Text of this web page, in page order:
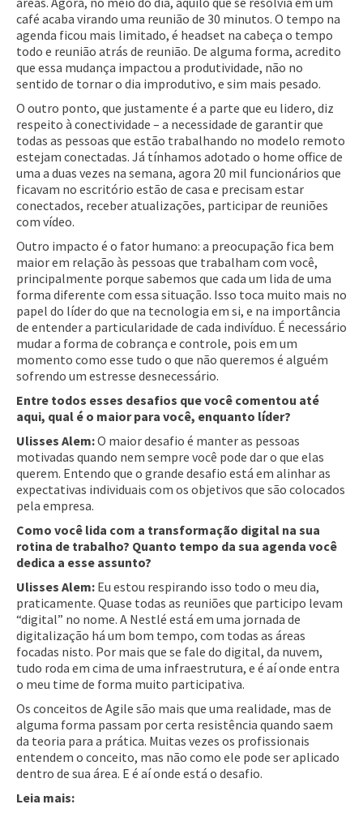
café acaba virando uma reunião de 30 minutos. O tempo na
agenda ficou mais limitado, é headset na cabeça o tempo
todo e reunião atrás de reunião. De alguma forma, acredito
que essa mudança impactou a produtividade, não no
sentido de tornar o dia improdutivo, e sim mais pesado.
O outro ponto, que justamente é a parte que eu lidero, diz
respeito à conectividade – a necessidade de garantir que
todas as pessoas que estão trabalhando no modelo remoto
estejam conectadas. Já tínhamos adotado o home office de
uma a duas vezes na semana, agora 20 mil funcionários que
ficavam no escritório estão de casa e precisam estar
conectados, receber atualizações, participar de reuniões
com vídeo.
Outro impacto é o fator humano: a preocupação fica bem
maior em relação às pessoas que trabalham com você,
principalmente porque sabemos que cada um lida de uma
forma diferente com essa situação. Isso toca muito mais no
papel do líder do que na tecnologia em si, e na importância
de entender a particularidade de cada indivíduo. É necessário
mudar a forma de cobrança e controle, pois em um
momento como esse tudo o que não queremos é alguém
sofrendo um estresse desnecessário.
Entre todos esses desafios que você comentou até
aqui, qual é o maior para você, enquanto líder?
Ulisses Alem:O maior desafio é manter as pessoas
motivadas quando nem sempre você pode dar o que elas
querem. Entendo que o grande desafio está em alinhar as
expectativas individuais com os objetivos que são colocados
pela empresa.
Como você lida com a transformação digital na sua
rotina de trabalho? Quanto tempo da sua agenda você
dedica a esse assunto?
Ulisses Alem: Eu estou respirando isso todo o meu dia,
praticamente. Quase todas as reuniões que participo levam
“digital” no nome. A Nestlé está em uma jornada de
digitalização há um bom tempo, com todas as áreas
focadas nisto. Por mais que se fale do digital, da nuvem,
tudo roda em cima de uma infraestrutura, e é aí onde entra
o meu time de forma muito participativa.
Os conceitos de Agile são mais que uma realidade, mas de
alguma forma passam por certa resistência quando saem
da teoria para a prática. Muitas vezes os profissionais
entendem o conceito, mas não como ele pode ser aplicado
dentro de sua área. E é aí onde está o desafio.
Leia mais: